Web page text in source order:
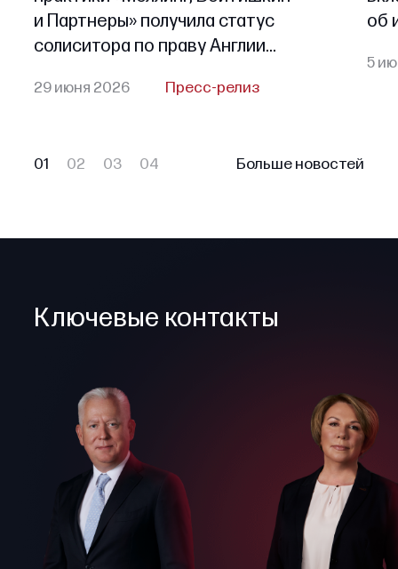
и Партнеры» получила статус
солиситора по праву Англии
29 июня 2026 Пресс-релиз
об
5
01 02 03 04 Больше новостей
Ключевые контакты